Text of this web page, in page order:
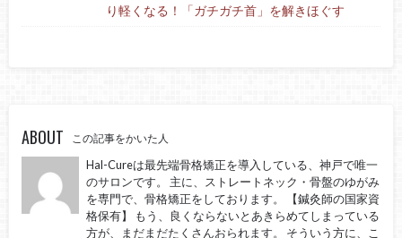
り軽くなる！「ガチガチ首」を解きほぐす
ABOUT この記事をかいた人
Hal-Cureは最先端骨格矯正を導入している、神戸で唯一
のサロンです。 主に、ストレートネック・骨盤のゆがみ
を専門で、骨格矯正をしております。 【鍼灸師の国家資
格保有】 もう、良くならないとあきらめてしまっている
方が、まだまだたくさんおられます。 そういう方に、こ